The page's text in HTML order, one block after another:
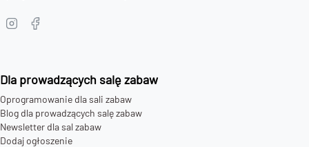
Dla prowadzących salę zabaw
Oprogramowanie dla sali zabaw
Blog dla prowadzących salę zabaw
Newsletter dla sal zabaw
Dodaj ogłoszenie